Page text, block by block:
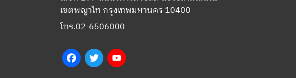
เขตพญาไท กรุงเทพมหานคร 10400
โทร.02-6506000
FacebookTwitter